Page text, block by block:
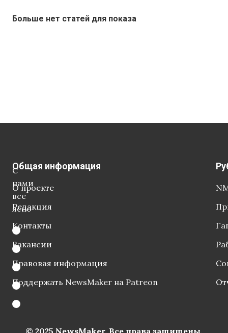
Больше нет статей для показа
С
нами
все
ясно
Общая информация
О проекте
Редакция
Контакты
Вакансии
Правовая информация
Поддержать NewsMaker на Patreon
© 2025 NewsMaker. Все права защищены.